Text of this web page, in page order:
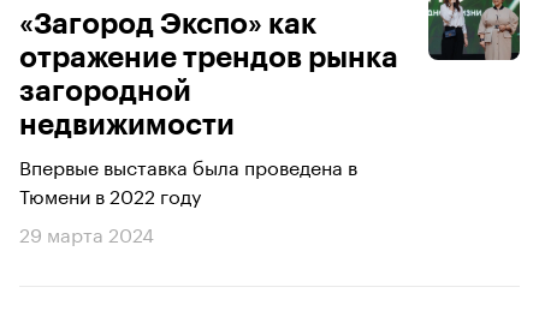
«Загород Экспо» как
отражение трендов рынка
загородной
недвижимости
Впервые выставка была проведена в
Тюмени в 2022 году
29 марта 2024